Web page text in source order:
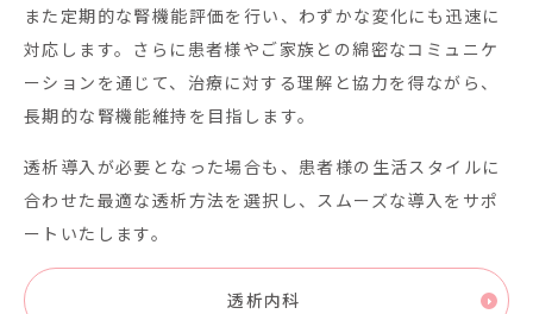
また定期的な腎機能評価を行い、わずかな変化にも迅速に
対応します。さらに患者様やご家族との綿密なコミュニケ
ーションを通じて、治療に対する理解と協力を得ながら、
長期的な腎機能維持を目指します。
透析導入が必要となった場合も、患者様の生活スタイルに
合わせた最適な透析方法を選択し、スムーズな導入をサポ
ートいたします。
透析内科